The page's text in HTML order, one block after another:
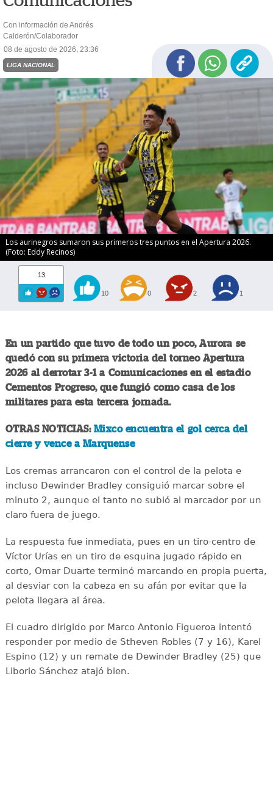
Con información de Andrés
Calderón/Colaborador
08 de agosto de 2026, 23:36
LIGA NACIONAL
Los aurinegros sumaron sus primeros tres puntos en el Apertura 2026.
(Foto: Eddy Recinos)
13
10 0 2 1
En un partido que tuvo de todo un poco, Aurora se
quedó con su primera victoria del torneo Apertura
2026 al derrotar 3-1 a Comunicaciones en el estadio
Cementos Progreso, que fungió como casa de los
militares para esta tercera jornada.
OTRAS NOTICIAS: Mixco encuentra el gol cerca del
cierre y vence a Marquense
Los cremas arrancaron con el control de la pelota e
incluso Dewinder Bradley consiguió marcar sobre el
minuto 2, aunque el tanto no subió al marcador por un
claro fuera de juego.
La respuesta fue inmediata, pues en un tiro-centro de
Víctor Urías en un tiro de esquina jugado rápido en
corto, Omar Duarte terminó marcando en propia puerta,
al desviar con la cabeza en su afán por evitar que la
pelota llegara al área.
El cuadro dirigido por Marco Antonio Figueroa intentó
responder por medio de Stheven Robles (7 y 16), Karel
Espino (12) y un remate de Dewinder Bradley (25) que
Liborio Sánchez atajó bien.